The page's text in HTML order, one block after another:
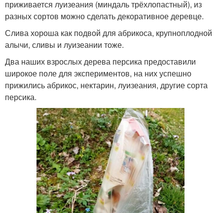
приживается луизеания (миндаль трёхлопастный), из
разных сортов можно сделать декоративное деревце.
Слива хороша как подвой для абрикоса, крупноплодной
алычи, сливы и луизеании тоже.
Два наших взрослых дерева персика предоставили
широкое поле для экспериментов, на них успешно
прижились абрикос, нектарин, луизеания, другие сорта
персика.